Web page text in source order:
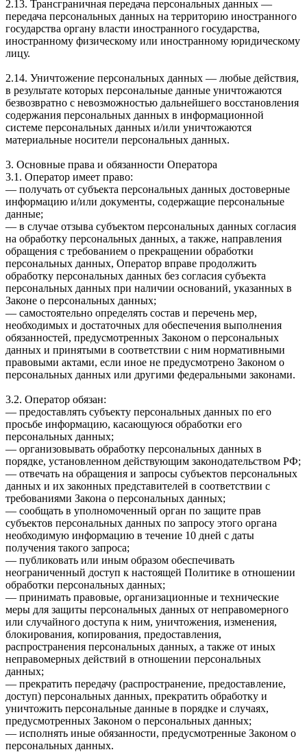
2.13. Трансграничная передача персональных данных —
передача персональных данных на территорию иностранного
государства органу власти иностранного государства,
иностранному физическому или иностранному юридическому
лицу.
2.14. Уничтожение персональных данных — любые действия,
в результате которых персональные данные уничтожаются
безвозвратно с невозможностью дальнейшего восстановления
содержания персональных данных в информационной
системе персональных данных и/или уничтожаются
материальные носители персональных данных.
3. Основные права и обязанности Оператора
3.1. Оператор имеет право:
— получать от субъекта персональных данных достоверные
информацию и/или документы, содержащие персональные
данные;
— в случае отзыва субъектом персональных данных согласия
на обработку персональных данных, а также, направления
обращения с требованием о прекращении обработки
персональных данных, Оператор вправе продолжить
обработку персональных данных без согласия субъекта
персональных данных при наличии оснований, указанных в
Законе о персональных данных;
— самостоятельно определять состав и перечень мер,
необходимых и достаточных для обеспечения выполнения
обязанностей, предусмотренных Законом о персональных
данных и принятыми в соответствии с ним нормативными
правовыми актами, если иное не предусмотрено Законом о
персональных данных или другими федеральными законами.
3.2. Оператор обязан:
— предоставлять субъекту персональных данных по его
просьбе информацию, касающуюся обработки его
персональных данных;
— организовывать обработку персональных данных в
порядке, установленном действующим законодательством РФ;
— отвечать на обращения и запросы субъектов персональных
данных и их законных представителей в соответствии с
требованиями Закона о персональных данных;
— сообщать в уполномоченный орган по защите прав
субъектов персональных данных по запросу этого органа
необходимую информацию в течение 10 дней с даты
получения такого запроса;
— публиковать или иным образом обеспечивать
неограниченный доступ к настоящей Политике в отношении
обработки персональных данных;
— принимать правовые, организационные и технические
меры для защиты персональных данных от неправомерного
или случайного доступа к ним, уничтожения, изменения,
блокирования, копирования, предоставления,
распространения персональных данных, а также от иных
неправомерных действий в отношении персональных
данных;
— прекратить передачу (распространение, предоставление,
доступ) персональных данных, прекратить обработку и
уничтожить персональные данные в порядке и случаях,
предусмотренных Законом о персональных данных;
— исполнять иные обязанности, предусмотренные Законом о
персональных данных.